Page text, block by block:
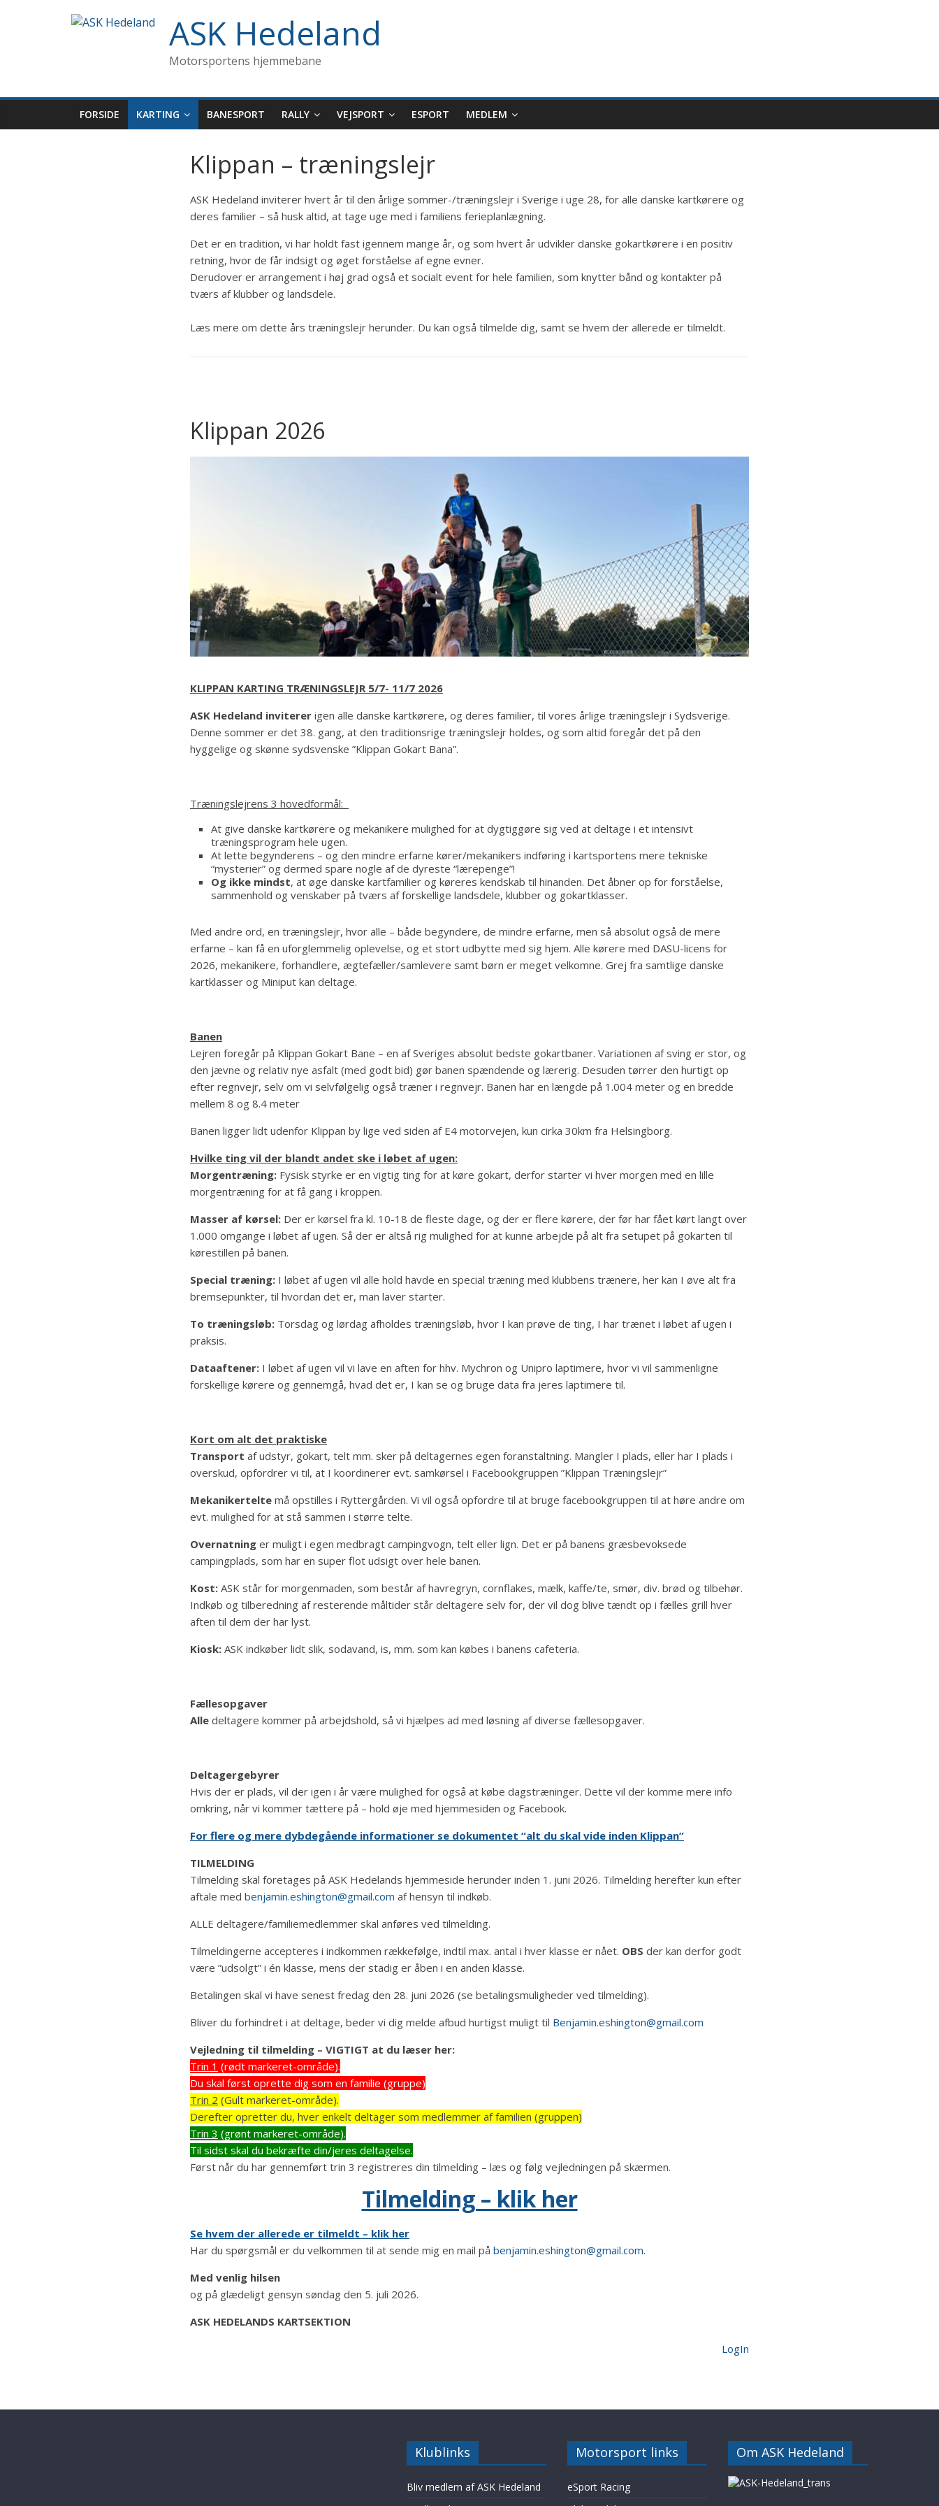
ASK Hedeland
Motorsportens hjemmebane
FORSIDE KARTING BANESPORT RALLY VEJSPORT ESPORT MEDLEM
Klippan – træningslejr
ASK Hedeland inviterer hvert år til den årlige sommer-/træningslejr i Sverige i uge 28, for alle danske kartkørere og
deres familier – så husk altid, at tage uge med i familiens ferieplanlægning.
Det er en tradition, vi har holdt fast igennem mange år, og som hvert år udvikler danske gokartkørere i en positiv
retning, hvor de får indsigt og øget forståelse af egne evner.
Derudover er arrangement i høj grad også et socialt event for hele familien, som knytter bånd og kontakter på
tværs af klubber og landsdele.
Læs mere om dette års træningslejr herunder. Du kan også tilmelde dig, samt se hvem der allerede er tilmeldt.
Klippan 2026
KLIPPAN KARTING TRÆNINGSLEJR 5/7- 11/7 2026
ASK Hedeland inviterer igen alle danske kartkørere, og deres familier, til vores årlige træningslejr i Sydsverige.
Denne sommer er det 38. gang, at den traditionsrige træningslejr holdes, og som altid foregår det på den
hyggelige og skønne sydsvenske ”Klippan Gokart Bana”.
Træningslejrens 3 hovedformål:
At give danske kartkørere og mekanikere mulighed for at dygtiggøre sig ved at deltage i et intensivt
træningsprogram hele ugen.
At lette begynderens – og den mindre erfarne kører/mekanikers indføring i kartsportens mere tekniske
“mysterier” og dermed spare nogle af de dyreste “lærepenge”!
Og ikke mindst, at øge danske kartfamilier og køreres kendskab til hinanden. Det åbner op for forståelse,
sammenhold og venskaber på tværs af forskellige landsdele, klubber og gokartklasser.
Med andre ord, en træningslejr, hvor alle – både begyndere, de mindre erfarne, men så absolut også de mere
erfarne – kan få en uforglemmelig oplevelse, og et stort udbytte med sig hjem. Alle kørere med DASU-licens for
2026, mekanikere, forhandlere, ægtefæller/samlevere samt børn er meget velkomne. Grej fra samtlige danske
kartklasser og Miniput kan deltage.
Banen
Lejren foregår på Klippan Gokart Bane – en af Sveriges absolut bedste gokartbaner. Variationen af sving er stor, og
den jævne og relativ nye asfalt (med godt bid) gør banen spændende og lærerig. Desuden tørrer den hurtigt op
efter regnvejr, selv om vi selvfølgelig også træner i regnvejr. Banen har en længde på 1.004 meter og en bredde
mellem 8 og 8.4 meter
Banen ligger lidt udenfor Klippan by lige ved siden af E4 motorvejen, kun cirka 30km fra Helsingborg.
Hvilke ting vil der blandt andet ske i løbet af ugen:
Morgentræning: Fysisk styrke er en vigtig ting for at køre gokart, derfor starter vi hver morgen med en lille
morgentræning for at få gang i kroppen.
Masser af kørsel: Der er kørsel fra kl. 10-18 de fleste dage, og der er flere kørere, der før har fået kørt langt over
1.000 omgange i løbet af ugen. Så der er altså rig mulighed for at kunne arbejde på alt fra setupet på gokarten til
kørestillen på banen.
Special træning: I løbet af ugen vil alle hold havde en special træning med klubbens trænere, her kan I øve alt fra
bremsepunkter, til hvordan det er, man laver starter.
To træningsløb: Torsdag og lørdag afholdes træningsløb, hvor I kan prøve de ting, I har trænet i løbet af ugen i
praksis.
Dataaftener: I løbet af ugen vil vi lave en aften for hhv. Mychron og Unipro laptimere, hvor vi vil sammenligne
forskellige kørere og gennemgå, hvad det er, I kan se og bruge data fra jeres laptimere til.
Kort om alt det praktiske
Transport af udstyr, gokart, telt mm. sker på deltagernes egen foranstaltning. Mangler I plads, eller har I plads i
overskud, opfordrer vi til, at I koordinerer evt. samkørsel i Facebookgruppen ”Klippan Træningslejr”
Mekanikertelte må opstilles i Ryttergården. Vi vil også opfordre til at bruge facebookgruppen til at høre andre om
evt. mulighed for at stå sammen i større telte.
Overnatning er muligt i egen medbragt campingvogn, telt eller lign. Det er på banens græsbevoksede
campingplads, som har en super flot udsigt over hele banen.
Kost: ASK står for morgenmaden, som består af havregryn, cornflakes, mælk, kaffe/te, smør, div. brød og tilbehør.
Indkøb og tilberedning af resterende måltider står deltagere selv for, der vil dog blive tændt op i fælles grill hver
aften til dem der har lyst.
Kiosk: ASK indkøber lidt slik, sodavand, is, mm. som kan købes i banens cafeteria.
Fællesopgaver
Alle deltagere kommer på arbejdshold, så vi hjælpes ad med løsning af diverse fællesopgaver.
Deltagergebyrer
Hvis der er plads, vil der igen i år være mulighed for også at købe dagstræninger. Dette vil der komme mere info
omkring, når vi kommer tættere på – hold øje med hjemmesiden og Facebook.
For flere og mere dybdegående informationer se dokumentet “alt du skal vide inden Klippan”
TILMELDING
Tilmelding skal foretages på ASK Hedelands hjemmeside herunder inden 1. juni 2026. Tilmelding herefter kun efter
aftale med benjamin.eshington@gmail.com af hensyn til indkøb.
ALLE deltagere/familiemedlemmer skal anføres ved tilmelding.
Tilmeldingerne accepteres i indkommen rækkefølge, indtil max. antal i hver klasse er nået. OBS der kan derfor godt
være ”udsolgt” i én klasse, mens der stadig er åben i en anden klasse.
Betalingen skal vi have senest fredag den 28. juni 2026 (se betalingsmuligheder ved tilmelding).
Bliver du forhindret i at deltage, beder vi dig melde afbud hurtigst muligt til Benjamin.eshington@gmail.com
Vejledning til tilmelding – VIGTIGT at du læser her:
Trin 1 (rødt markeret-område).
Du skal først oprette dig som en familie (gruppe)
Trin 2 (Gult markeret-område).
Derefter opretter du, hver enkelt deltager som medlemmer af familien (gruppen)
Trin 3 (grønt markeret-område).
Til sidst skal du bekræfte din/jeres deltagelse.
Først når du har gennemført trin 3 registreres din tilmelding – læs og følg vejledningen på skærmen.
Tilmelding – klik her
Se hvem der allerede er tilmeldt – klik her
Har du spørgsmål er du velkommen til at sende mig en mail på benjamin.eshington@gmail.com.
Med venlig hilsen
og på glædeligt gensyn søndag den 5. juli 2026.
ASK HEDELANDS KARTSEKTION
LogIn
Klublinks
Bliv medlem af ASK Hedeland
Motorsport links
eSport Racing
Om ASK Hedeland